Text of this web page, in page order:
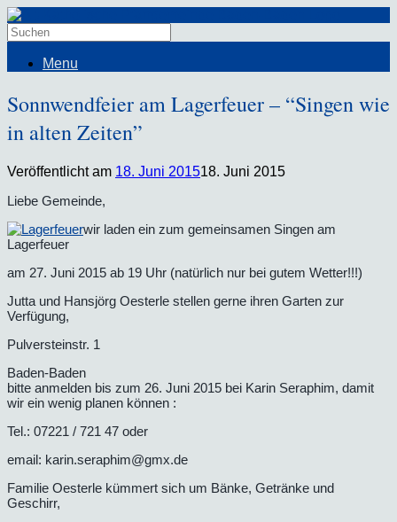
Menu
Sonnwendfeier am Lagerfeuer – “Singen wie
in alten Zeiten”
Veröffentlicht am 18. Juni 201518. Juni 2015
Liebe Gemeinde,
wir laden ein zum gemeinsamen Singen am
Lagerfeuer
am 27. Juni 2015 ab 19 Uhr (natürlich nur bei gutem Wetter!!!)
Jutta und Hansjörg Oesterle stellen gerne ihren Garten zur
Verfügung,
Pulversteinstr. 1
Baden-Baden
bitte anmelden bis zum 26. Juni 2015 bei Karin Seraphim, damit
wir ein wenig planen können :
Tel.: 07221 / 721 47 oder
email: karin.seraphim@gmx.de
Familie Oesterle kümmert sich um Bänke, Getränke und
Geschirr,